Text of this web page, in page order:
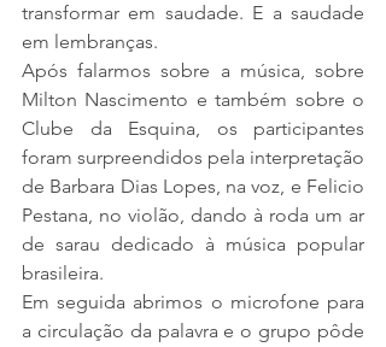
transformar em saudade. E a saudade
em lembranças.
Após falarmos sobre a música, sobre
Milton Nascimento e também sobre o
Clube da Esquina, os participantes
foram surpreendidos pela interpretação
de Barbara Dias Lopes, na voz, e Felicio
Pestana, no violão, dando à roda um ar
de sarau dedicado à música popular
brasileira.
Em seguida abrimos o microfone para
a circulação da palavra e o grupo pôde